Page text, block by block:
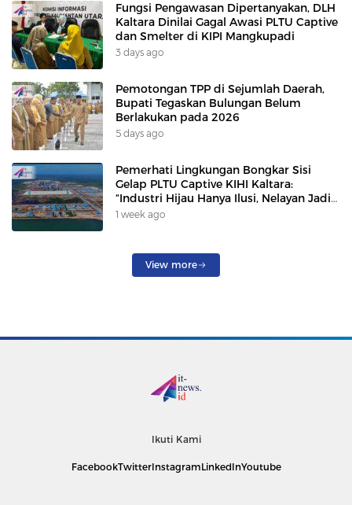
Fungsi Pengawasan Dipertanyakan, DLH
Kaltara Dinilai Gagal Awasi PLTU Captive
dan Smelter di KIPI Mangkupadi
3 days ago
Pemotongan TPP di Sejumlah Daerah,
Bupati Tegaskan Bulungan Belum
Berlakukan pada 2026
5 days ago
Pemerhati Lingkungan Bongkar Sisi
Gelap PLTU Captive KIHI Kaltara:
“Industri Hijau Hanya Ilusi, Nelayan Jadi
Korban”
1 week ago
View more
Ikuti Kami
FacebookTwitterInstagramLinkedInYoutube